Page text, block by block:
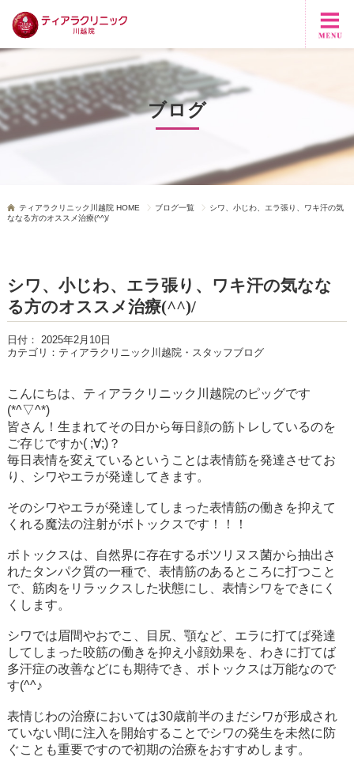
ブログ
ティアラクリニック川越院 HOME ブログ一覧
シワ、小じわ、エラ張り、ワキ汗の気
ななる方のオススメ治療(^^)/
シワ、小じわ、エラ張り、ワキ汗の気なな
る方のオススメ治療(^^)/
日付： 2025年2月10日
カテゴリ： ティアラクリニック川越院・スタッフブログ
こんにちは、ティアラクリニック川越院のピッグです
(*^▽^*)
皆さん！生まれてその日から毎日顔の筋トレしているのを
ご存じですか( ;∀;)？
毎日表情を変えているということは表情筋を発達させてお
り、シワやエラが発達してきます。
そのシワやエラが発達してしまった表情筋の働きを抑えて
くれる魔法の注射がボトックスです！！！
ボトックスは、自然界に存在するボツリヌス菌から抽出さ
れたタンパク質の一種で、表情筋のあるところに打つこと
で、筋肉をリラックスした状態にし、表情シワをできにく
くします。
シワでは眉間やおでこ、目尻、顎など、エラに打てば発達
してしまった咬筋の働きを抑え小顔効果を、わきに打てば
多汗症の改善などにも期待でき、ボトックスは万能なので
す(^^♪
表情じわの治療においては30歳前半のまだシワが形成され
ていない間に注入を開始することでシワの発生を未然に防
ぐことも重要ですので初期の治療をおすすめします。